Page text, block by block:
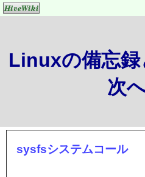
Linuxの備忘録
次へ
sysfsシステムコール